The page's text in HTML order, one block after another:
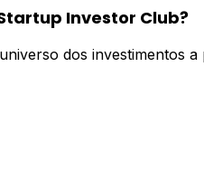
Investor Club?
dos investimentos